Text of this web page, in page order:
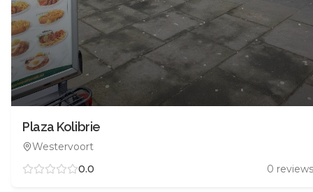
Plaza Kolibrie
Westervoort
0.0
0 reviews